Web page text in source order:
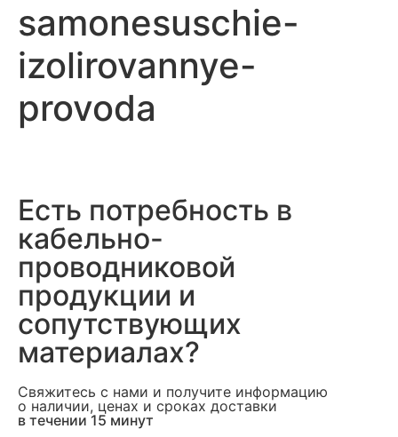
samonesuschie-
izolirovannye-
provoda
Есть потребность в
кабельно-
проводниковой
продукции и
сопутствующих
материалах?
Свяжитесь с нами и получите информацию
о наличии, ценах и сроках доставки
в течении 15 минут